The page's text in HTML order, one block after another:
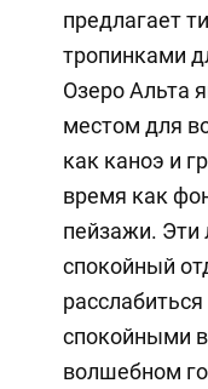
предлагает
тропинками
Озеро Альта
местом для
как каноэ и
время как
пейзажи. Эти
спокойный
спокойными
волшебном